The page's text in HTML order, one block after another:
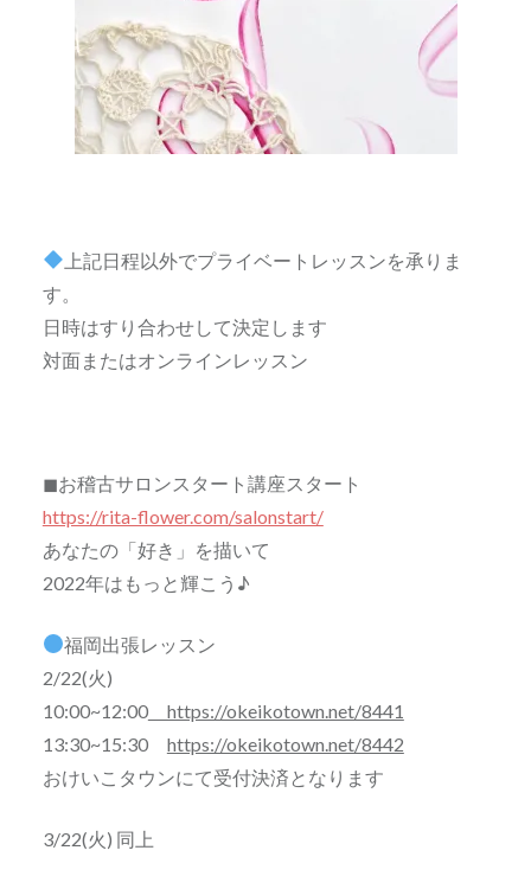
上記日程以外でプライベートレッスンを承りま
す。
日時はすり合わせして決定します
対面またはオンラインレッスン
◼お稽古サロンスタート講座スタート
https://rita-flower.com/salonstart/
あなたの「好き」を描いて
2022年はもっと輝こう♪
福岡出張レッスン
2/22(火)
10:00~12:00https://okeikotown.net/8441
13:30~15:30 https://okeikotown.net/8442
おけいこタウンにて受付決済となります
3/22(火) 同上